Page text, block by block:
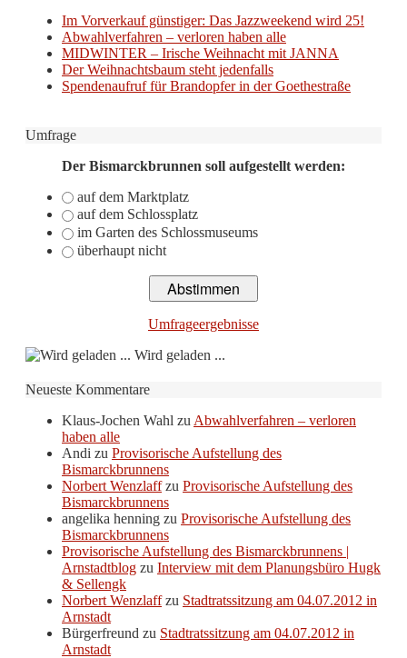
Im Vorverkauf günstiger: Das Jazzweekend wird 25!
Abwahlverfahren – verloren haben alle
MIDWINTER – Irische Weihnacht mit JANNA
Der Weihnachtsbaum steht jedenfalls
Spendenaufruf für Brandopfer in der Goethestraße
Umfrage
Der Bismarckbrunnen soll aufgestellt werden:
auf dem Marktplatz
auf dem Schlossplatz
im Garten des Schlossmuseums
überhaupt nicht
Umfrageergebnisse
Wird geladen ...
Neueste Kommentare
Klaus-Jochen Wahl zu Abwahlverfahren – verloren
haben alle
Andi zu Provisorische Aufstellung des
Bismarckbrunnens
Norbert Wenzlaffzu Provisorische Aufstellung des
Bismarckbrunnens
angelika henning zu Provisorische Aufstellung des
Bismarckbrunnens
Provisorische Aufstellung des Bismarckbrunnens |
Arnstadtblog zu Interview mit dem Planungsbüro Hugk
& Sellengk
Norbert Wenzlaffzu Stadtratssitzung am 04.07.2012 in
Arnstadt
Bürgerfreund zu Stadtratssitzung am 04.07.2012 in
Arnstadt